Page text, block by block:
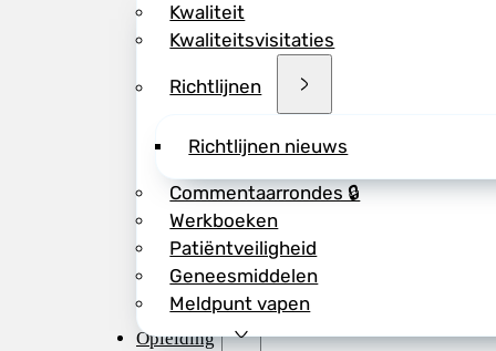
Kwaliteit
Kwaliteitsvisitaties
Richtlijnen
Richtlijnen nieuws
Commentaarrondes 🔒
Werkboeken
Patiëntveiligheid
Geneesmiddelen
Meldpunt vapen
Opleiding